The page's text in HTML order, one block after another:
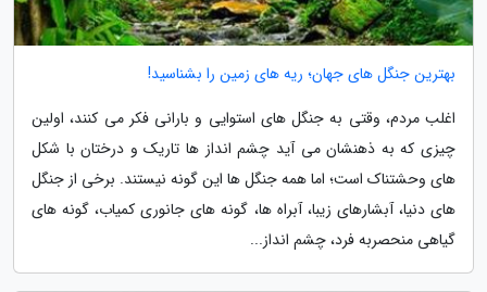
بهترین جنگل های جهان؛ ریه های زمین را بشناسید!
اغلب مردم، وقتی به جنگل های استوایی و بارانی فکر می کنند، اولین
چیزی که به ذهنشان می آید چشم انداز ها تاریک و درختان با شکل
های وحشتناک است؛ اما همه جنگل ها این گونه نیستند. برخی از جنگل
های دنیا، آبشارهای زیبا، آبراه ها، گونه های جانوری کمیاب، گونه های
گیاهی منحصربه فرد، چشم انداز...